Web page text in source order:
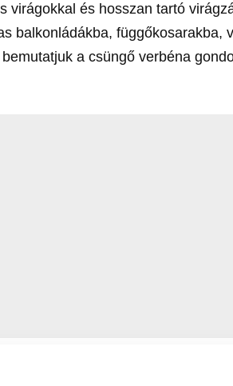
virágokkal és hosszan tartó
balkonládákba, függőkosarakba,
a csüngő verbéna